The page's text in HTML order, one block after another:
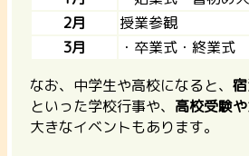
2月
授業参観
3月
・卒業式・終業式
なお、中学生や高校になると、
といった学校行事や、 高校受験
大きなイベントもあります。